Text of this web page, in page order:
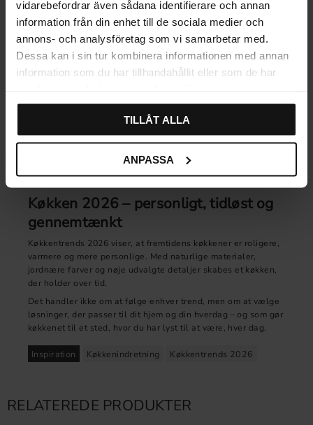
vidarebefordrar även sådana identifierare och annan
information från din enhet till de sociala medier och
annons- och analysföretag som vi samarbetar med.
Dessa kan i sin tur kombinera informationen med annan
information som du har tillhandahållit eller som de har
TILLÅT ALLA
ANPASSA
Du behøver ikke at renovere hele køkkenet for at skabe den
give køkkenet nyt liv:
Udskift greb og knopper for et opdateret udtryk
Skab orden i skufferne med smart skuffeindretning
Brug skuffemåtter for en mere lun og lyddæmpet
fornemmelse
Tilføj glasdetaljer eller åbne hylder i mindre omfang
Køkken 2026 – personligt, tidløst og
gennemtænkt
Køkkentrends 2026 viser, at fremtidens køkkener er roligere,
varmere og mere personlige. Med naturlige materialer,
jordnære farver og nøje udvalgte detaljer skabes et køkken,
der holder over tid.
Det handler ikke om at følge enhver trend, men om at vælge
løsninger, der passer til dit hjem og din hverdag – og som gør
køkkenet til et sted, hvor du har lyst til at være, hver dag.
Inspiration Køkkenindretning Køkkentrends 2026
RELATEREDE PRODUKTER